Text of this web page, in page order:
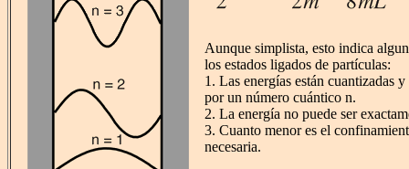
Aunque simplista, esto indica
los estados ligados de partículas:
1. Las energías están cuantizadas
por un número cuántico n.
2. La energía no puede ser
3. Cuanto menor es el
necesaria.